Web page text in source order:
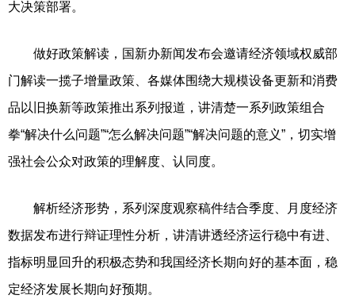
大决策部署。
做好政策解读，国新办新闻发布会邀请经济领域权威部
门解读一揽子增量政策、各媒体围绕大规模设备更新和消费
品以旧换新等政策推出系列报道，讲清楚一系列政策组合
拳“解决什么问题”“怎么解决问题”“解决问题的意义”，切实增
强社会公众对政策的理解度、认同度。
解析经济形势，系列深度观察稿件结合季度、月度经济
数据发布进行辩证理性分析，讲清讲透经济运行稳中有进、
指标明显回升的积极态势和我国经济长期向好的基本面，稳
定经济发展长期向好预期。